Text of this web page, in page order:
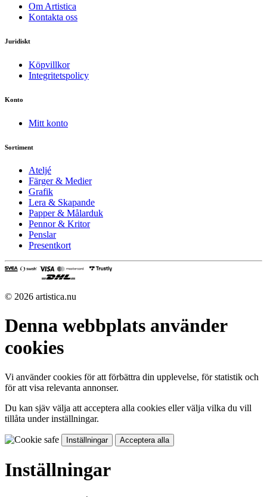
Om Artistica
Kontakta oss
Juridiskt
Köpvillkor
Integritetspolicy
Konto
Mitt konto
Sortiment
Ateljé
Färger & Medier
Grafik
Lera & Skapande
Papper & Målarduk
Pennor & Kritor
Penslar
Presentkort
© 2026 artistica.nu
Denna webbplats använder
cookies
Vi använder cookies för att förbättra din upplevelse, för statistik och
för att visa relevanta annonser.
Du kan sjäv välja att acceptera alla cookies eller välja vilka du vill
tillåta under inställningar.
Inställningar Acceptera alla
Inställningar